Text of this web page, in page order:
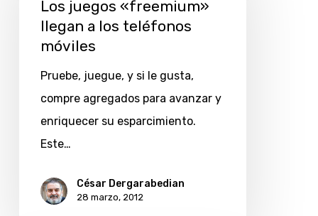
«freemium»
llegan
teléfonos
móviles
Los juegos «freemium»
llegan a los teléfonos
móviles
Pruebe, juegue, y si le gusta,
compre agregados para avanzar y
enriquecer su esparcimiento.
Este…
César Dergarabedian
28 marzo, 2012